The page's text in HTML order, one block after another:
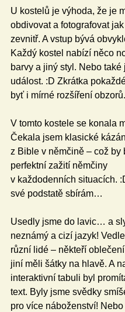
U kostelů je výhoda, že je
obdivovat a fotografovat
zevnitř. A vstup bývá
Každý kostel nabízí něco
barvy a jiný styl. Nebo také
událost. :D Zkrátka
byť i mírné rozšíření obzorů.
V tomto kostele se konala
Čekala jsem klasické
z Bible v němčině – což
perfektní zažití němčiny
v každodenních situacích.
své podstatě sbírám…
Usedly jsme do lavic… a
neznámý a cizí jazyk!
různí lidé – někteří
jiní měli šátky na hlavě. A
interaktivní tabuli byl
text. Byly jsme svědky
pro více náboženství!